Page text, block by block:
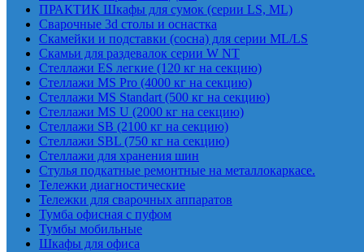
ПРАКТИК Шкафы для сумок (серии LS, ML)
Сварочные 3d столы и оснастка
Скамейки и подставки (сосна) для серии ML/LS
Скамьи для раздевалок серии W NT
Стеллажи ES легкие (120 кг на секцию)
Стеллажи MS Pro (4000 кг на секцию)
Стеллажи MS Standart (500 кг на секцию)
Стеллажи MS U (2000 кг на секцию)
Стеллажи SB (2100 кг на секцию)
Стеллажи SBL (750 кг на секцию)
Стеллажи для хранения шин
Стулья подкатные ремонтные на металлокаркасе.
Тележки диагностические
Тележки для сварочных аппаратов
Тумба офисная с пуфом
Тумбы мобильные
Шкафы для офиса